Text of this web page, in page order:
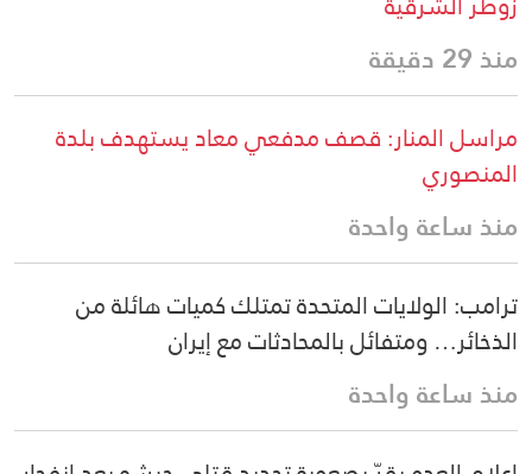
منذ 29 دقيقة
مراسل المنار: قصف مدفعي معاد يستهدف بلدة
المنصوري
منذ ساعة واحدة
ترامب: الولايات المتحدة تمتلك كميات هائلة من
الذخائر… ومتفائل بالمحادثات مع إيران
منذ ساعة واحدة